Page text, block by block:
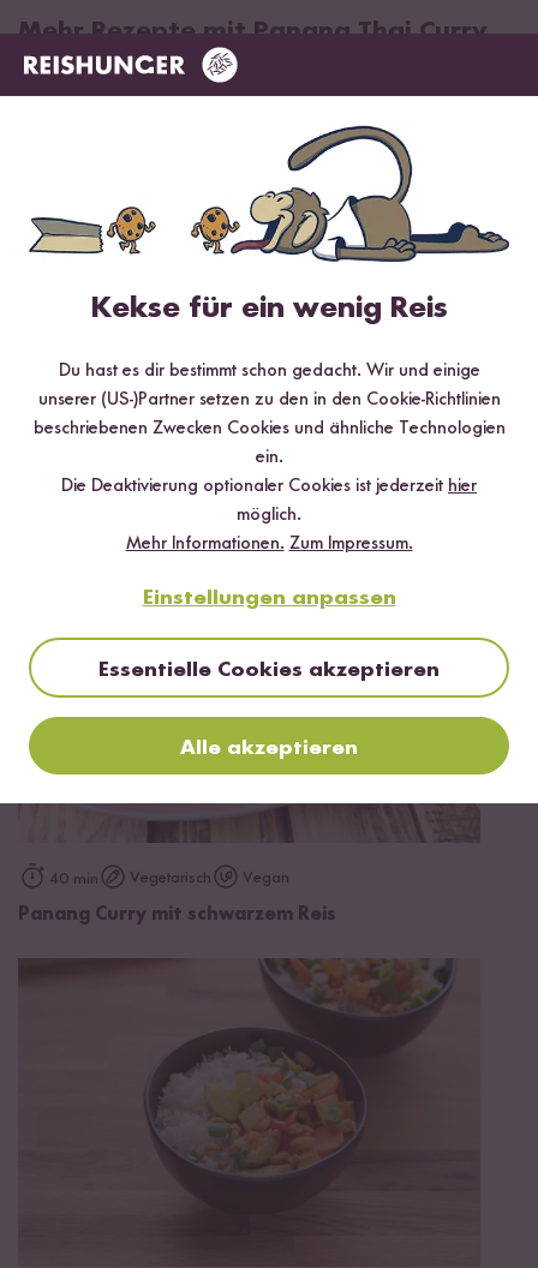
Mehr Rezepte mit Panang Thai Curry
Paste
Vegan
Thailändisches Panang Curry mit Basmati Reis
40 min Vegetarisch Vegan
Panang Curry mit schwarzem Reis
Kekse für ein wenig Reis
Du hast es dir bestimmt schon gedacht. Wir und einige
unserer (US-)Partner setzen zu den in den Cookie-Richtlinien
beschriebenen Zwecken Cookies und ähnliche Technologien
ein.
Die Deaktivierung optionaler Cookies ist jederzeit hier
möglich.
Mehr Informationen. Zum Impressum.
Einstellungen anpassen
Essentielle Cookies akzeptieren
Alle akzeptieren